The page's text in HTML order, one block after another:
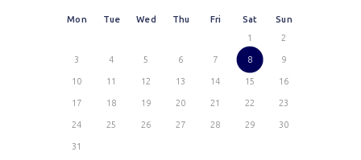
Mon Tue Wed Thu Fri Sat
Sun
1
2
3 4 5 6 7 8 9
10 11 12 13 14 15 16
17 18 19 20 21 22 23
24 25 26 27 28 29 30
31